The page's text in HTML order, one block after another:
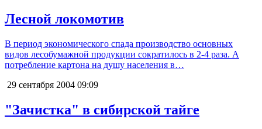
Лесной локомотив
В период экономического спада производство основных
видов лесобумажной продукции сократилось в 2-4 раза. А
потребление картона на душу населения в…
29 сентября 2004 09:09
"Зачистка" в сибирской тайге